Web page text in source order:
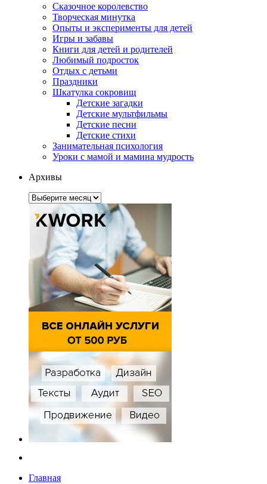
Сказочное королевство
Творческая минутка
Опыты и эксперименты для детей
Игры и забавы
Книги для детей и родителей
Любимый подросток
Отдых с детьми
Праздники
Шкатулка сокровищ
Детские загадки
Детские мультфильмы
Детские песни
Детские стихи
Занимательная психология
Уроки с мамой и мамина мудрость
Архивы
Архивы
Главная